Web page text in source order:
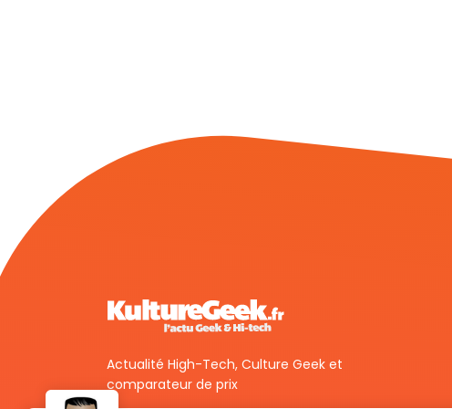
Actualité High-Tech, Culture Geek et
comparateur de prix